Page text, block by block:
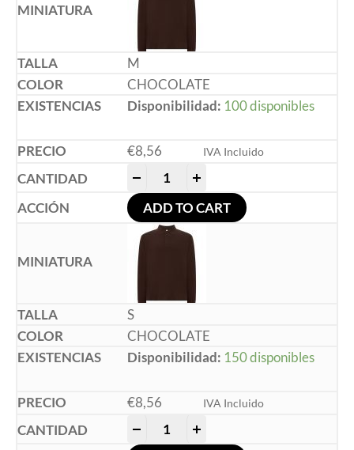
M
CHOCOLATE
Disponibilidad: 100 disponibles
€8,56 IVA Incluido
ADD TO CART
S
CHOCOLATE
Disponibilidad: 150 disponibles
€8,56 IVA Incluido